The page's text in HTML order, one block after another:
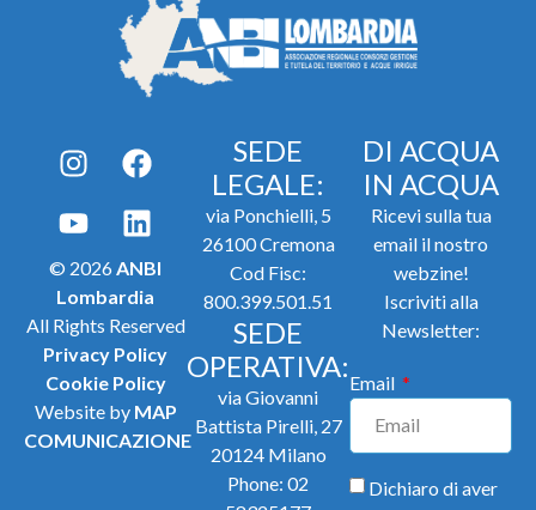
© 2026ANBI
Lombardia
All Rights Reserved
Privacy Policy
Cookie Policy
Website by MAP
COMUNICAZIONE
SEDE
LEGALE:
via Ponchielli, 5
26100 Cremona
Cod Fisc:
800.399.501.51
SEDE
OPERATIVA:
via Giovanni
Battista Pirelli, 27
20124 Milano
Phone: 02
DI ACQUA
IN ACQUA
Ricevi sulla tua
email il nostro
webzine!
Iscriviti alla
Newsletter:
Email
Dichiaro di aver